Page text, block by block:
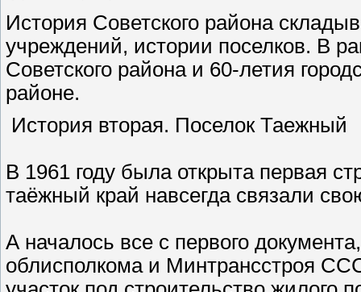
История Советского района
учреждений, истории поселков. В
Советского района и 60-летия
районе.
История вторая. Поселок Таежный
В 1961 году была открыта первая
таёжный край навсегда связали
А началось все с первого
облисполкома и Минтрансстроя